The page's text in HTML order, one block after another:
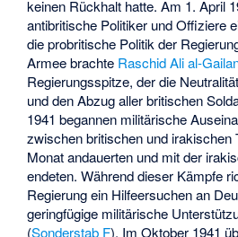
keinen Rückhalt hatte. Am 1. April
antibritische Politiker und Offiziere
die probritische Politik der
Armee brachte Raschid Ali al-
Regierungsspitze, der die
und den Abzug aller britischen
1941 begannen militärische
zwischen britischen und irakischen
Monat andauerten und mit der
endeten. Während dieser Kämpfe
Regierung ein Hilfeersuchen an
geringfügige militärische
(Sonderstab F). Im Oktober 1941